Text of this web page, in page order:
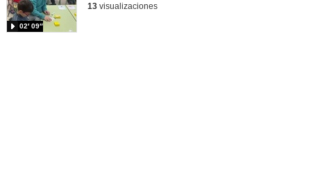
02′ 09″
13visualizaciones